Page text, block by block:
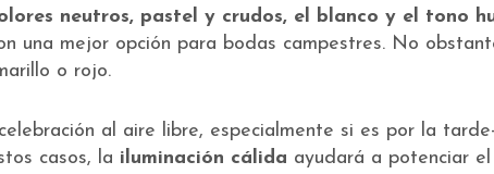
neutros, pastel y crudos, el blanco y el tono
una mejor opción para bodas campestres. No
o rojo.
al aire libre, especialmente si es por la
casos, la iluminación cálida ayudará a potenciar